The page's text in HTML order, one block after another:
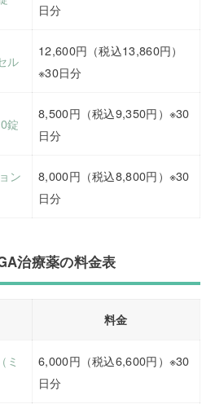
日分
ル
12,600円（税込13,860円）
※30日分
錠
8,500円（税込9,350円）※30
日分
ン
8,000円（税込8,800円）※30
日分
治療薬の料金表
料金
ミ
6,000円（税込6,600円）※30
日分